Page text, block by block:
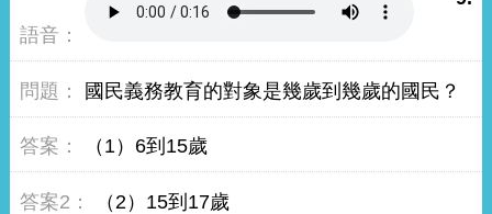
國民義務教育的對象是幾歲到幾歲的國民？
（1）6到15歲
（2）15到17歲